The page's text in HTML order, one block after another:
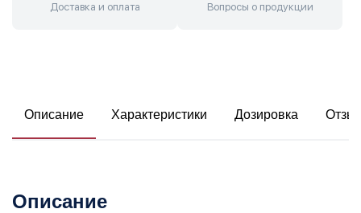
Доставка и оплата Вопросы о продукции
Описание Характеристики Дозировка
Описание